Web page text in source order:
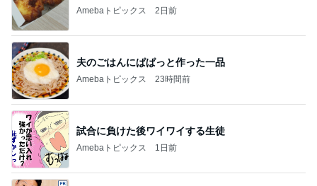
Amebaトピックス 2日前
夫のごはんにぱぱっと作った一品
Amebaトピックス 23時間前
試合に負けた後ワイワイする生徒
Amebaトピックス 1日前